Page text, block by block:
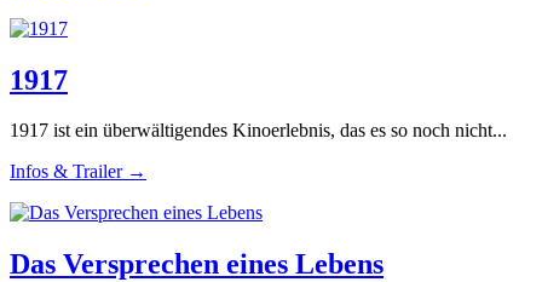
1917
1917 ist ein überwältigendes Kinoerlebnis, das es so noch nicht...
Infos & Trailer →
Das Versprechen eines Lebens